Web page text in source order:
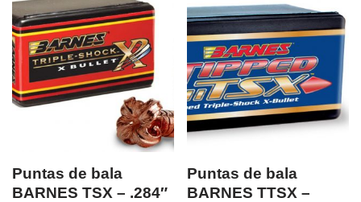
Puntas de bala
BARNES TSX – .284″
Puntas de bala
BARNES TTSX –